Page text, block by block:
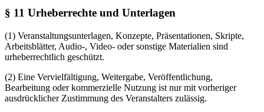
§ 11 Urheberrechte und Unterlagen
(1) Veranstaltungsunterlagen, Konzepte, Präsentationen, Skripte,
Arbeitsblätter, Audio-, Video- oder sonstige Materialien sind
urheberrechtlich geschützt.
(2) Eine Vervielfältigung, Weitergabe, Veröffentlichung,
Bearbeitung oder kommerzielle Nutzung ist nur mit vorheriger
ausdrücklicher Zustimmung des Veranstalters zulässig.